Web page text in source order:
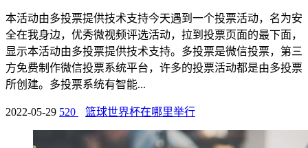
本活动由多投票提供技术支持今天遇到一个投票活动，名为安
全在我身边，优秀微视频评选活动，拉到投票页面的最下面，
显示本活动由多投票提供技术支持。多投票是微信投票，第三
方免费制作微信投票系统平台，许多的投票活动都是由多投票
所创建。多投票系统有智能...
2022-05-29 520 篮球世界杯在哪里举行